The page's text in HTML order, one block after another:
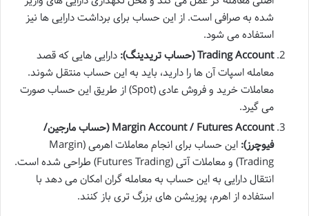
شده به صرافی است. از این حساب برای برداشت دارایی ها نیز
استفاده می شود.
Trading Account (حساب تریدینگ):
دارایی هایی که قصد
معامله اسپات آن ها را دارید، باید به این حساب منتقل شوند.
معاملات خرید و فروش عادی (Spot) از طریق این حساب صورت
می گیرد.
Margin Account / Futures Account (حساب مارجین/
فیوچرز):
این حساب برای انجام معاملات اهرمی (Margin
Trading) و معاملات آتی (Futures Trading) طراحی شده است.
انتقال دارایی به این حساب به معامله گران امکان می دهد با
استفاده از اهرم، پوزیشن های بزرگ تری باز کنند.